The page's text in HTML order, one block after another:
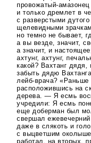
провожатый-амазонец
и только дремлет в
с разверстыми
щелевидными
но темно не бывает,
а вы везде, значит,
а значит, и
ахтунг, ахтунг,
какой? Вахтанг дядя,
забыть дядю
лейб-врача? «Раньше
расположившись на
дерева. — Я есмь
учредили: Я есмь
еще доберман был
свершал
даже в слякоть и
с выцветшим
работал, на вторых,